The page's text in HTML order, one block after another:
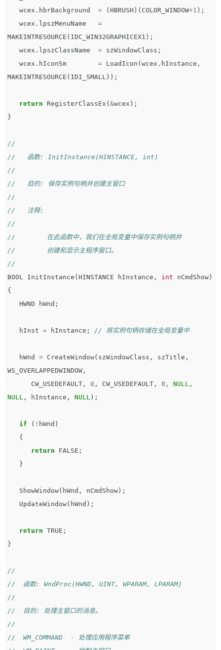
wcex . hbrBackground = ( HBRUSH )( COLOR_WINDOW+1 );
wcex . lpszMenuName
=
MAKEINTRESOURCE ( IDC_WIN32GRAPHICEX1 );
wcex . lpszClassName = szWindowClass ;
wcex . hIconSm = LoadIcon ( wcex . hInstance ,
MAKEINTRESOURCE ( IDI_SMALL ));
return RegisterClassEx ( &wcex );
}
//
//   函数: InitInstance(HINSTANCE, int)
//
//   目的: 保存实例句柄并创建主窗口
//
//   注释:
//
//        在此函数中，我们在全局变量中保存实例句柄并
//        创建和显示主程序窗口。
//
BOOL InitInstance ( HINSTANCE hInstance , int nCmdShow )
{
HWND
hWnd ;
hInst = hInstance ; // 将实例句柄存储在全局变量中
hWnd = CreateWindow( szWindowClass , szTitle ,
WS_OVERLAPPEDWINDOW ,
CW_USEDEFAULT , 0 , CW_USEDEFAULT , 0 , NULL ,
NULL , hInstance , NULL );
if ( ! hWnd )
{
return
FALSE ;
}
ShowWindow( hWnd , nCmdShow );
UpdateWindow( hWnd );
return TRUE ;
}
//
//  函数: WndProc(HWND, UINT, WPARAM, LPARAM)
//
//  目的: 处理主窗口的消息。
//
//  WM_COMMAND  - 处理应用程序菜单